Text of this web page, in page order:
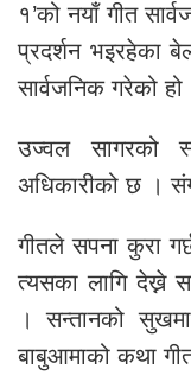
१’को नयाँ गीत
प्रदर्शन भइरहेका
सार्वजनिक गरेको हो
उज्वल सागरको
अधिकारीको छ ।
गीतले सपना कुरा
त्यसका लागि देख्ने
। सन्तानको
बाबुआमाको कथा